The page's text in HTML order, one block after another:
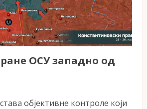
ОСУ западно од
објективне контроле који